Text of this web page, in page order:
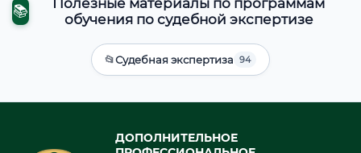
📚
Полезные материалы по программам
обучения по судебной экспертизе
📂Судебная экспертиза 94
ДОПОЛНИТЕЛЬНОЕ